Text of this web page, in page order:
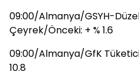
09:00/Almanya/GSYH-
Çeyrek/Önceki: + % 1.6
09:00/Almanya/GfK
10.8